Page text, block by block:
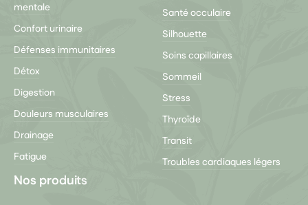
mentale
Confort urinaire
Défenses immunitaires
Détox
Digestion
Douleurs musculaires
Drainage
Fatigue
Santé occulaire
Silhouette
Soins capillaires
Sommeil
Stress
Thyroïde
Transit
Troubles cardiaques légers
Nos produits